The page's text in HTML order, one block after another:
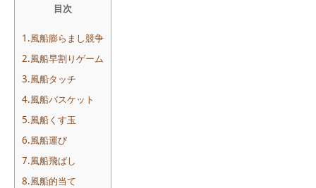
目次
1.風船膨らまし競争
2.風船早割りゲーム
3.風船タッチ
4.風船バスケット
5.風船くす玉
6.風船運び
7.風船飛ばし
8.風船的当て